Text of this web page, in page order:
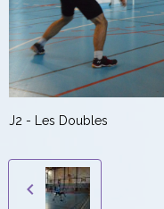
J2 - Les Doubles